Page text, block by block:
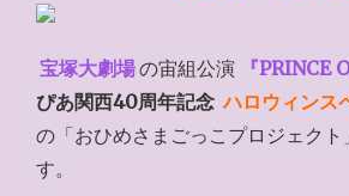
宝塚大劇場の宙組公演 『PRINCE
ぴあ関西40周年記念 ハロウィンス
の「おひめさまごっこプロジェク
す。